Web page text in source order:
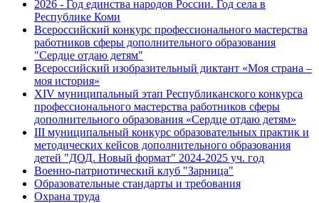
2026 - Год единства народов России. Год села в
Республике Коми
Всероссийский конкурс профессионального мастерства
работников сферы дополнительного образования
"Сердце отдаю детям"
Всероссийский изобразительный диктант «Моя страна –
моя история»
XIV муниципальный этап Республиканского конкурса
профессионального мастерства работников сферы
дополнительного образования «Сердце отдаю детям»
III муниципальный конкурс образовательных практик и
методических кейсов дополнительного образования
детей "ДОД. Новый формат" 2024-2025 уч. год
Военно-патриотический клуб "Зарница"
Образовательные стандарты и требования
Охрана труда